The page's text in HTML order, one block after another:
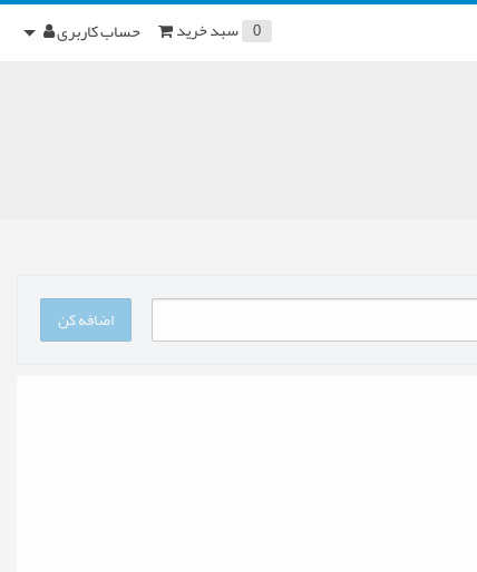
حساب کاربری 0 سبد خرید
اضافه کن